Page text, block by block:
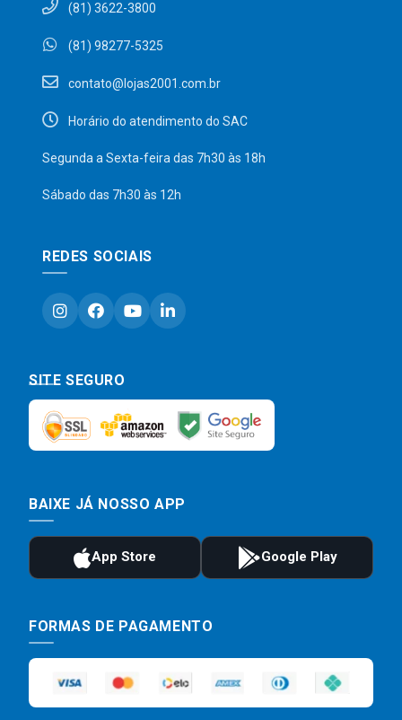
(81) 3622-3800
(81) 98277-5325
contato@lojas2001.com.br
Horário do atendimento do SAC
Segunda a Sexta-feira das 7h30 às 18h
Sábado das 7h30 às 12h
REDES SOCIAIS
SITE SEGURO
BAIXE JÁ NOSSO APP
FORMAS DE PAGAMENTO